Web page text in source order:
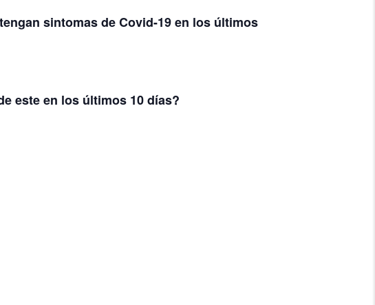
sintomas de Covid-19 en los últimos
este en los últimos 10 días?